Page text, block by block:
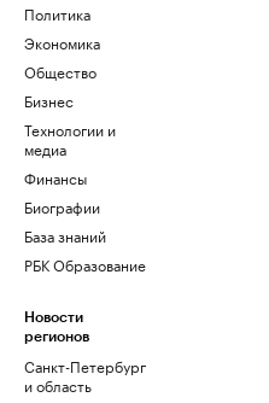
Политика
Экономика
Общество
Бизнес
Технологии и
медиа
Финансы
Биографии
База знаний
РБК Образование
Новости
регионов
Санкт-Петербург
и область